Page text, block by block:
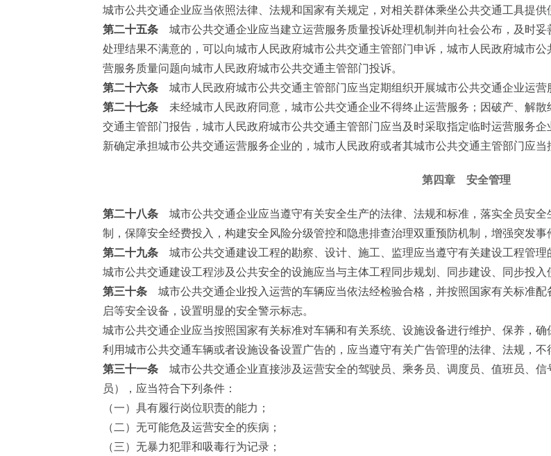
城市公共交通企业应当依照法律、法规和国家有关规定，对相关群体乘坐公共交通工具提供
第二十五条城市公共交通企业应当建立运营服务质量投诉处理机制并向社会公布，及时
处理结果不满意的，可以向城市人民政府城市公共交通主管部门申诉，城市人民政府城市
营服务质量问题向城市人民政府城市公共交通主管部门投诉。
第二十六条城市人民政府城市公共交通主管部门应当定期组织开展城市公共交通企业运营
第二十七条未经城市人民政府同意，城市公共交通企业不得终止运营服务；因破产、解
交通主管部门报告，城市人民政府城市公共交通主管部门应当及时采取指定临时运营服务
新确定承担城市公共交通运营服务企业的，城市人民政府或者其城市公共交通主管部门应当
第四章 安全管理
第二十八条城市公共交通企业应当遵守有关安全生产的法律、法规和标准，落实全员安
制，保障安全经费投入，构建安全风险分级管控和隐患排查治理双重预防机制，增强突发事
第二十九条城市公共交通建设工程的勘察、设计、施工、监理应当遵守有关建设工程管理
城市公共交通建设工程涉及公共安全的设施应当与主体工程同步规划、同步建设、同步投入
第三十条城市公共交通企业投入运营的车辆应当依法经检验合格，并按照国家有关标准
启等安全设备，设置明显的安全警示标志。
城市公共交通企业应当按照国家有关标准对车辆和有关系统、设施设备进行维护、保养，确
利用城市公共交通车辆或者设施设备设置广告的，应当遵守有关广告管理的法律、法规，不
第三十一条城市公共交通企业直接涉及运营安全的驾驶员、乘务员、调度员、值班员、信
员），应当符合下列条件：
（一）具有履行岗位职责的能力；
（二）无可能危及运营安全的疾病；
（三）无暴力犯罪和吸毒行为记录；